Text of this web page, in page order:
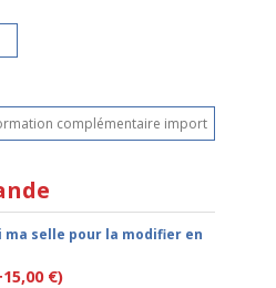
selle pour la modifier en
€)